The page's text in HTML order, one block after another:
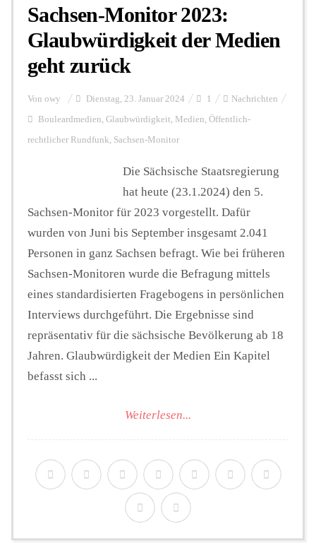
Sachsen-Monitor 2023:
Glaubwürdigkeit der Medien
geht zurück
Von owy Dienstag, 23. Januar 2024 1 Nachrichten
Bouleardmedien, Glaubwürdigkeit, Medien, Öffentlich-
rechtlicher Rundfunk, Sachsen-Monitor
Die Sächsische Staatsregierung
hat heute (23.1.2024) den 5.
Sachsen-Monitor für 2023 vorgestellt. Dafür
wurden von Juni bis September insgesamt 2.041
Personen in ganz Sachsen befragt. Wie bei früheren
Sachsen-Monitoren wurde die Befragung mittels
eines standardisierten Fragebogens in persönlichen
Interviews durchgeführt. Die Ergebnisse sind
repräsentativ für die sächsische Bevölkerung ab 18
Jahren. Glaubwürdigkeit der Medien Ein Kapitel
befasst sich ...
Weiterlesen...